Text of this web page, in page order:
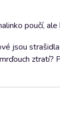
poučí,
jsou